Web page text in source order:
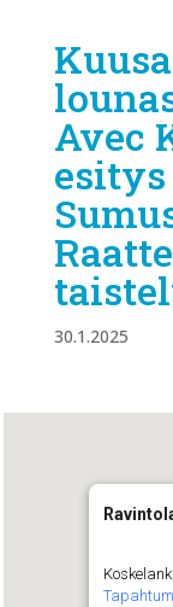
Avec
30.1.2025